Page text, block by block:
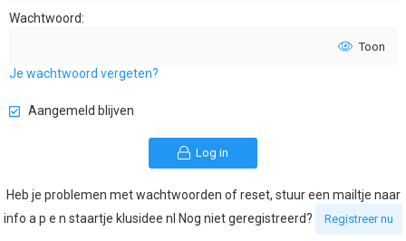
Wachtwoord
Toon
Je wachtwoord vergeten?
Aangemeld blijven
Log in
Heb je problemen met wachtwoorden of reset, stuur een mailtje naar
info a p e n staartje klusidee nl Nog niet geregistreerd?
Registreer nu